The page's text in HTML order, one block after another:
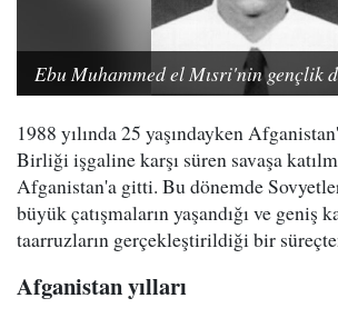
Ebu Muhammed el Mısri'nin gençlik
1988 yılında 25 yaşındayken
Birliği işgaline karşı süren savaşa
Afganistan'a gitti. Bu dönemde
büyük çatışmaların yaşandığı ve geniş
taarruzların gerçekleştirildiği bir
Afganistan yılları